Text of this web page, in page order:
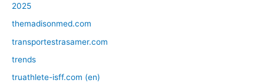
2025
themadisonmed.com
transportestrasamer.com
trends
truathlete-isff.com (en)